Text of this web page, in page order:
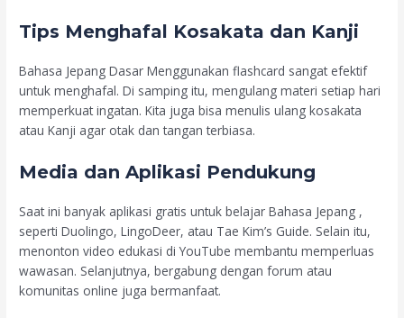
Tips Menghafal Kosakata dan Kanji
Bahasa Jepang Dasar Menggunakan flashcard sangat efektif
untuk menghafal. Di samping itu, mengulang materi setiap hari
memperkuat ingatan. Kita juga bisa menulis ulang kosakata
atau Kanji agar otak dan tangan terbiasa.
Media dan Aplikasi Pendukung
Saat ini banyak aplikasi gratis untuk belajar Bahasa Jepang ,
seperti Duolingo, LingoDeer, atau Tae Kim’s Guide. Selain itu,
menonton video edukasi di YouTube membantu memperluas
wawasan. Selanjutnya, bergabung dengan forum atau
komunitas online juga bermanfaat.